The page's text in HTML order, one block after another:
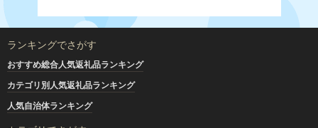
ランキングでさがす
おすすめ総合人気返礼品ランキング
カテゴリ別人気返礼品ランキング
人気自治体ランキング